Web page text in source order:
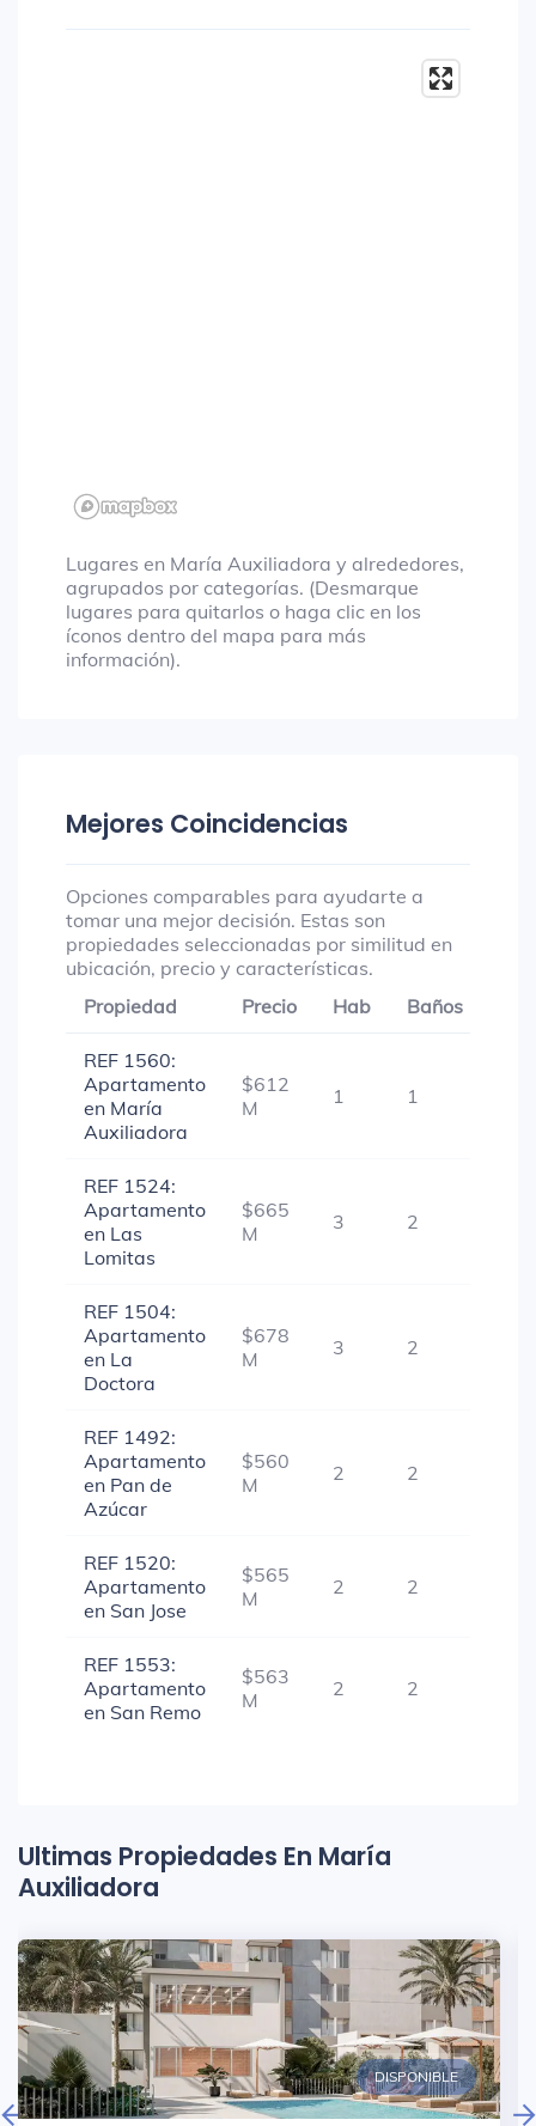
Lugares en María Auxiliadora y alrededores,
agrupados por categorías. (Desmarque
lugares para quitarlos o haga clic en los
íconos dentro del mapa para más
información).
Mejores Coincidencias
Opciones comparables para ayudarte a
tomar una mejor decisión. Estas son
propiedades seleccionadas por similitud en
ubicación, precio y características.
Propiedad
Precio Hab Baños
REF 1560:
Apartamento
en María
Auxiliadora
$612
M
1 1
REF 1524:
Apartamento
en Las
Lomitas
$665
M
3 2
REF 1504:
Apartamento
en La
Doctora
$678
M
3 2
REF 1492:
Apartamento
en Pan de
Azúcar
$560
M
2 2
REF 1520:
Apartamento
en San Jose
$565
M
2 2
REF 1553:
Apartamento
en San Remo
$563
M
2 2
Ultimas Propiedades En María
Auxiliadora
DISPONIBLE